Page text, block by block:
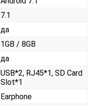
7.1
да
1GB / 8GB
да
USB*2, RJ45*1, SD Card
Slot*1
Earphone